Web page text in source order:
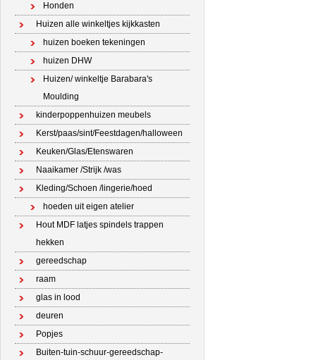
Honden
Huizen alle winkeltjes kijkkasten
huizen boeken tekeningen
huizen DHW
Huizen/ winkeltje Barabara's
Moulding
kinderpoppenhuizen meubels
Kerst/paas/sint/Feestdagen/halloween
Keuken/Glas/Etenswaren
Naaikamer /Strijk /was
Kleding/Schoen /lingerie/hoed
hoeden uit eigen atelier
Hout MDF latjes spindels trappen
hekken
gereedschap
raam
glas in lood
deuren
Popjes
Buiten-tuin-schuur-gereedschap-